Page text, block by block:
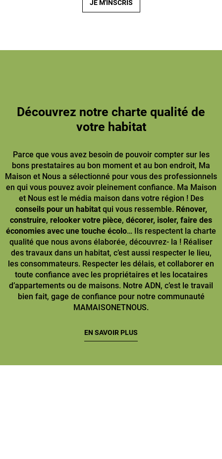
JE M'INSCRIS
Découvrez notre charte qualité de
votre habitat
Parce que vous avez besoin de pouvoir compter sur les
bons prestataires au bon moment et au bon endroit, Ma
Maison et Nous a sélectionné pour vous des professionnels
en qui vous pouvez avoir pleinement confiance. Ma Maison
et Nous est le média maison dans votre région ! Des
conseils pour un habitatqui vous ressemble. Rénover,
construire, relooker votre pièce, décorer, isoler, faire des
économies avec une touche écolo… Ils respectent la charte
qualité que nous avons élaborée, découvrez- la ! Réaliser
des travaux dans un habitat, c’est aussi respecter le lieu,
les consommateurs. Respecter les délais, et collaborer en
toute confiance avec les propriétaires et les locataires
d’appartements ou de maisons. Notre ADN, c’est le travail
bien fait, gage de confiance pour notre communauté
MAMAISONETNOUS.
EN SAVOIR PLUS